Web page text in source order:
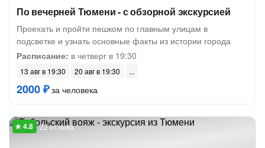
По вечерней Тюмени - с обзорной экскурсией
Проехать и пройти пешком по главным улицам в
подсветке и узнать основные факты из истории города
Расписание: в четверг в 19:30
13 авг в 19:30 20 авг в 19:30
2000 ₽за человека
22 отзыва